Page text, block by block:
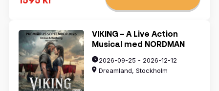
VIKING – A Live Action
Musical med NORDMAN
2026-09-25 - 2026-12-12
Dreamland, Stockholm